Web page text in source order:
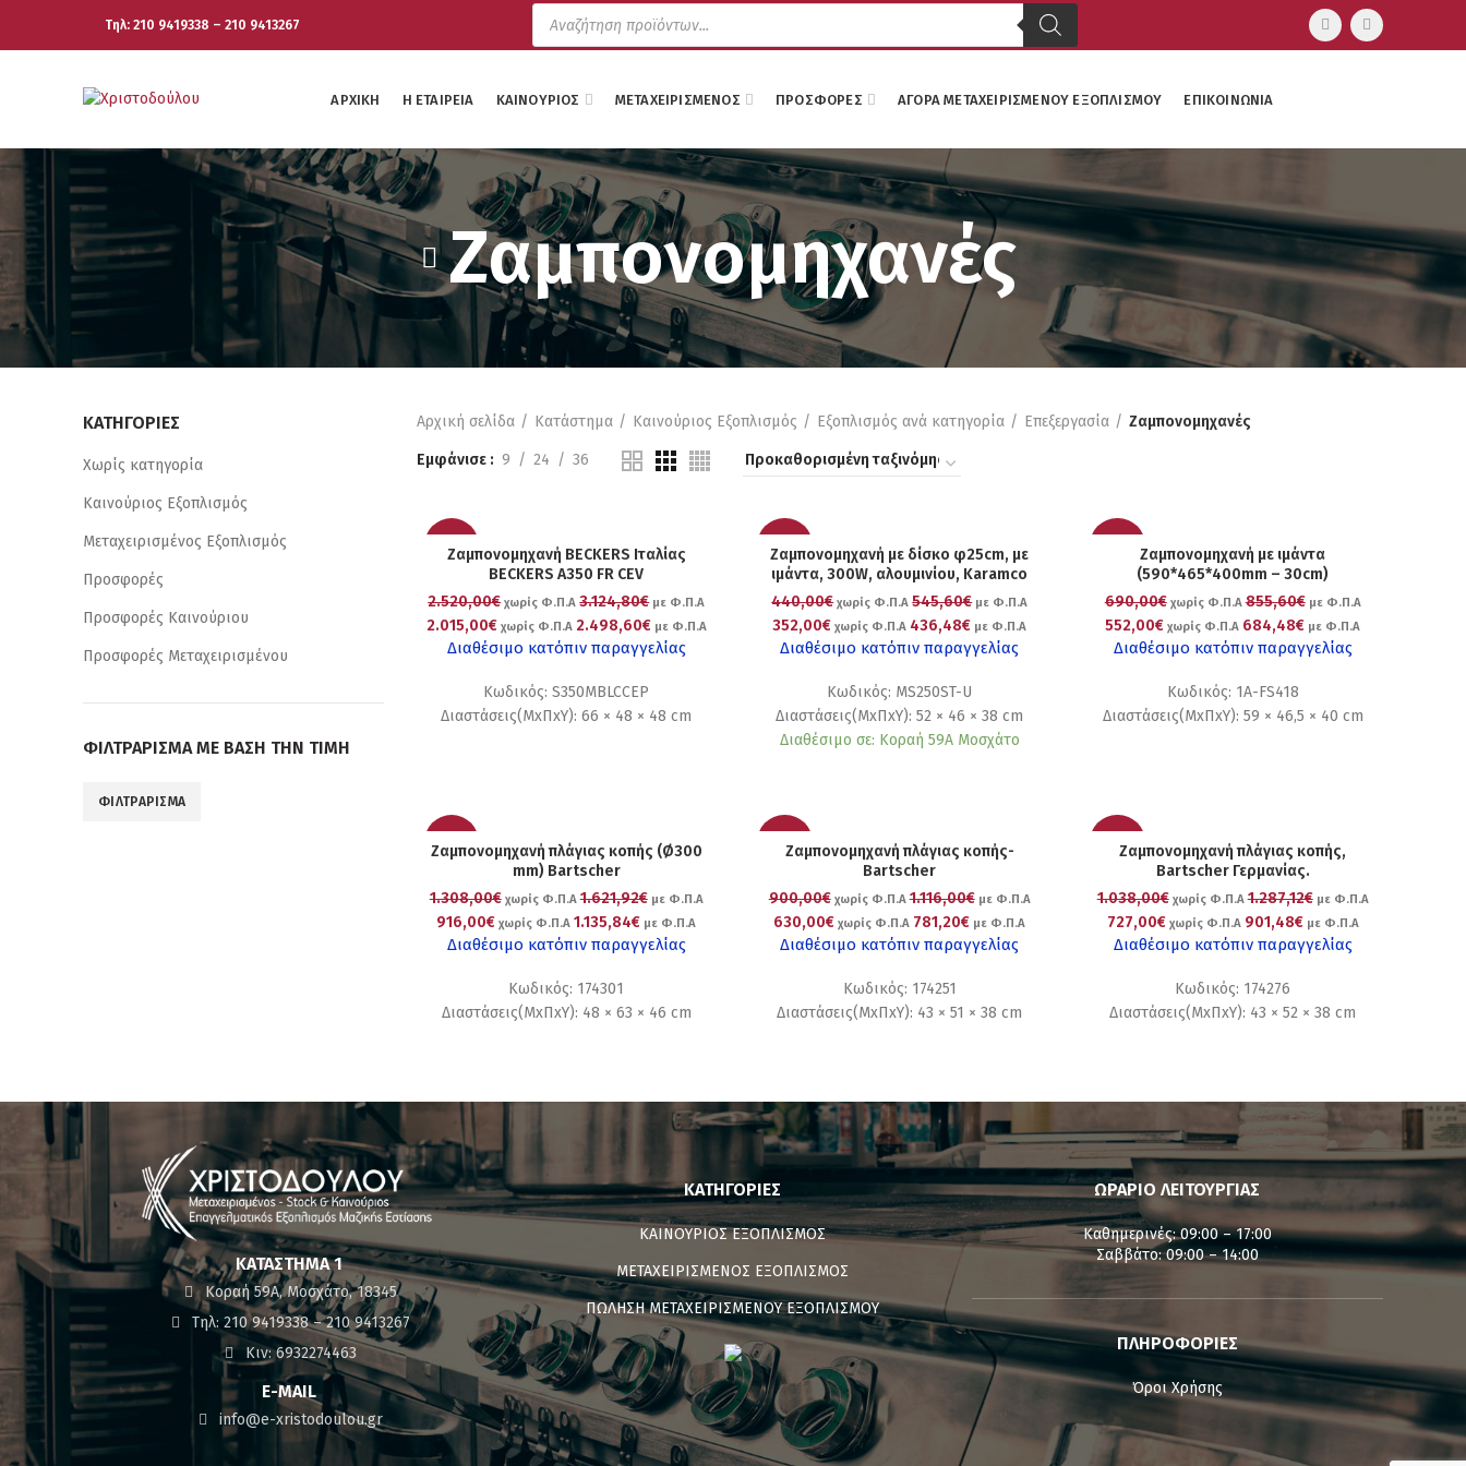
Τηλ: 210 9419338 – 210 9413267
Products
search
ΑΡΧΙΚΉ Η ΕΤΑΙΡΕΊΑ ΚΑΙΝΟΎΡΙΟΣ ΜΕΤΑΧΕΙΡΙΣΜΈΝΟΣ ΠΡΟΣΦΟΡΈΣ ΑΓΟΡΆ ΜΕΤΑΧΕΙΡΙΣΜΈΝΟΥ ΕΞΟΠΛΙΣΜΟΎ ΕΠΙΚΟΙΝΩΝΊΑ
Ζαμπονομηχανές
ΚΑΤΗΓΟΡΊΕΣ
Χωρίς κατηγορία
Καινούριος Εξοπλισμός
Μεταχειρισμένος Εξοπλισμός
Προσφορές
Προσφορές Καινούριου
Προσφορές Μεταχειρισμένου
ΦΙΛΤΡΆΡΙΣΜΑ ΜΕ ΒΆΣΗ ΤΗΝ ΤΙΜΉ
ΦΙΛΤΡΆΡΙΣΜΑ
Αρχική σελίδα Κατάστημα Καινούριος Εξοπλισμός Εξοπλισμός ανά κατηγορία Επεξεργασία Ζαμπονομηχανές
Εμφάνισε 9 24 36
-20%
Ζαμπονομηχανή BECKERS Ιταλίας
BECKERS A350 FR CEV
2.520,00€χωρίς Φ.Π.Α3.124,80€με Φ.Π.Α
2.015,00€ χωρίς Φ.Π.Α 2.498,60€ με Φ.Π.Α
Διαθέσιμο κατόπιν παραγγελίας
Κωδικός: S350MBLCCEP
Διαστάσεις(ΜxΠxΥ): 66 × 48 × 48 cm
-20%
Ζαμπονομηχανή με δίσκο φ25cm, με
ιμάντα, 300W, αλουμινίου, Karamco
440,00€χωρίς Φ.Π.Α545,60€με Φ.Π.Α
352,00€ χωρίς Φ.Π.Α 436,48€ με Φ.Π.Α
Διαθέσιμο κατόπιν παραγγελίας
Κωδικός: MS250ST-U
Διαστάσεις(ΜxΠxΥ): 52 × 46 × 38 cm
Διαθέσιμο σε: Κοραή 59Α Μοσχάτο
Ζαμπονομηχανή με ιμάντα
(590*465*400mm – 30cm)
690,00€χωρίς Φ.Π.Α855,60€με Φ.Π.Α
552,00€ χωρίς Φ.Π.Α 684,48€ με Φ.Π.Α
Διαθέσιμο κατόπιν παραγγελίας
Κωδικός: 1A-FS418
Διαστάσεις(ΜxΠxΥ): 59 × 46,5 × 40 cm
-30%
Ζαμπονομηχανή πλάγιας κοπής (Ø300
mm) Bartscher
1.308,00€χωρίς Φ.Π.Α1.621,92€με Φ.Π.Α
916,00€ χωρίς Φ.Π.Α1.135,84€ με Φ.Π.Α
Διαθέσιμο κατόπιν παραγγελίας
Κωδικός: 174301
Διαστάσεις(ΜxΠxΥ): 48 × 63 × 46 cm
-30%
Ζαμπονομηχανή πλάγιας κοπής-
Bartscher
900,00€χωρίς Φ.Π.Α1.116,00€με Φ.Π.Α
630,00€ χωρίς Φ.Π.Α 781,20€ με Φ.Π.Α
Διαθέσιμο κατόπιν παραγγελίας
Κωδικός: 174251
Διαστάσεις(ΜxΠxΥ): 43 × 51 × 38 cm
-30%
Ζαμπονομηχανή πλάγιας κοπής,
Bartscher Γερμανίας.
1.038,00€χωρίς Φ.Π.Α1.287,12€με Φ.Π.Α
727,00€ χωρίς Φ.Π.Α 901,48€ με Φ.Π.Α
Διαθέσιμο κατόπιν παραγγελίας
Κωδικός: 174276
Διαστάσεις(ΜxΠxΥ): 43 × 52 × 38 cm
ΚΑΤΆΣΤΗΜΑ 1
Κοραή 59Α, Μοσχάτο, 18345
Τηλ: 210 9419338 – 210 9413267
Κιν: 6932274463
E-MAIL
info@e-xristodoulou.gr
ΚΑΤΗΓΟΡΊΕΣ
ΚΑΙΝΟΥΡΙΟΣ ΕΞΟΠΛΙΣΜΟΣ
ΜΕΤΑΧΕΙΡΙΣΜΕΝΟΣ ΕΞΟΠΛΙΣΜΟΣ
ΠΩΛΗΣΗ ΜΕΤΑΧΕΙΡΙΣΜΕΝΟΥ ΕΞΟΠΛΙΣΜΟΥ
ΩΡΑΡΙΟ ΛΕΙΤΟΥΡΓΙΑΣ
Καθημερινές: 09:00 – 17:00
Σαββάτο: 09:00 – 14:00
ΠΛΗΡΟΦΟΡΙΕΣ
Όροι Χρήσης